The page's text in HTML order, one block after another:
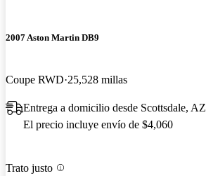
2007 Aston Martin DB9
Coupe RWD 25,528 millas
Entrega a domicilio desde Scottsdale, AZ
El precio incluye envío de $4,060
Trato justo